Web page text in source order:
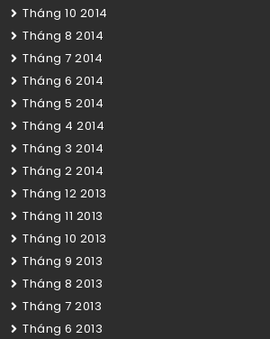
Tháng 10 2014
Tháng 8 2014
Tháng 7 2014
Tháng 6 2014
Tháng 5 2014
Tháng 4 2014
Tháng 3 2014
Tháng 2 2014
Tháng 12 2013
Tháng 11 2013
Tháng 10 2013
Tháng 9 2013
Tháng 8 2013
Tháng 7 2013
Tháng 6 2013